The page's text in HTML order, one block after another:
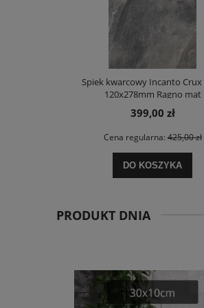
Spiek kwarcowy Incanto Crux
120x278mm Ragno mat
399,00 zł
Cena regularna:425,00 zł
DO KOSZYKA
PRODUKT DNIA